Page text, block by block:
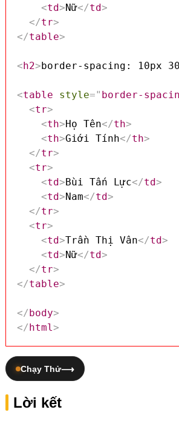
<td>Nữ</td>
</tr>
</table>
< h2> border-spacing: 10px
<table style=" border-
<tr>
<th>Họ Tên</th>
<th>Giới Tính</th>
</tr>
<tr>
<td>Bùi Tấn Lực</td>
<td>Nam</td>
</tr>
<tr>
<td>Trần Thị Vân</td>
<td>Nữ</td>
</tr>
</table>
</ body>
</ html>
Chạy Thử
Lời kết